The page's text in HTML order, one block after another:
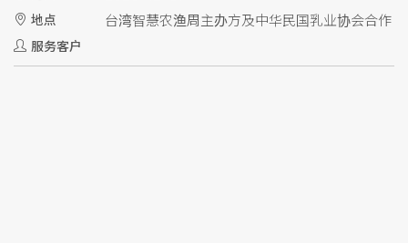
地点 台湾智慧农渔周主办方及中华民国乳业协会合作
服务客户